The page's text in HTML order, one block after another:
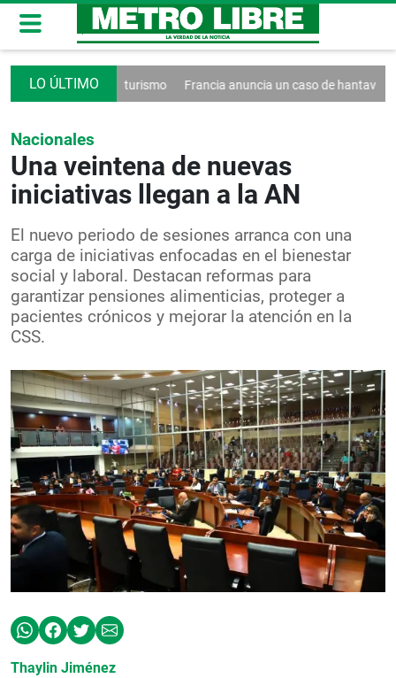
contra el turismo Francia anuncia un caso de hantavirus
Nacionales
Una veintena de nuevas
iniciativas llegan a la AN
El nuevo periodo de sesiones arranca con una
carga de iniciativas enfocadas en el bienestar
social y laboral. Destacan reformas para
garantizar pensiones alimenticias, proteger a
pacientes crónicos y mejorar la atención en la
CSS.
Thaylin Jiménez